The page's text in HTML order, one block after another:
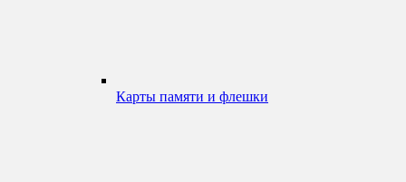
Карты памяти и флешки